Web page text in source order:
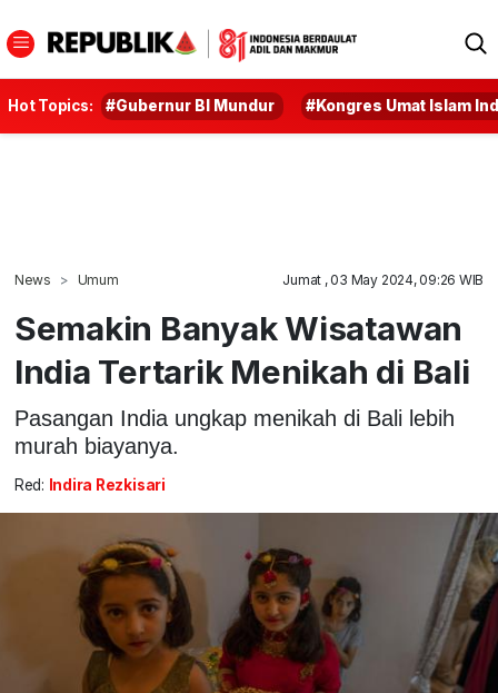
Hot Topics: #Gubernur BI Mundur #Kongres Umat Islam
News Umum Jumat , 03 May 2024, 09:26 WIB
Semakin Banyak Wisatawan
India Tertarik Menikah di Bali
Pasangan India ungkap menikah di Bali lebih
murah biayanya.
Red: Indira Rezkisari